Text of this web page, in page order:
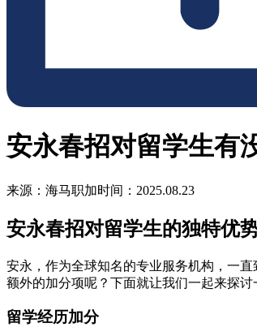
安永春招对留学生有
来源：海马职加时间：2025.08.23
安永春招对留学生的独特优
安永，作为全球知名的专业服务机构，一
额外的加分项呢？下面就让我们一起来探讨
留学经历加分